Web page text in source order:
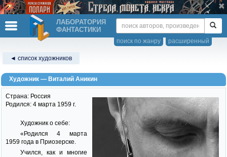
ЛАБОРАТОРИЯ
ФАНТАСТИКИ
расширенный
поиск по жанру
◄ список художников
Художник — Виталий Аникин
Страна: Россия
Родился: 4 марта 1959 г.
Художник о себе:
«Родился 4 марта
1959 года в Приозерске.
Учился, как и многие